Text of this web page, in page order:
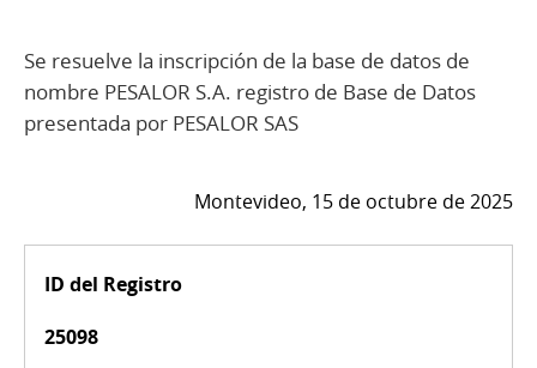
Se resuelve la inscripción de la base de datos de
nombre PESALOR S.A. registro de Base de Datos
presentada por PESALOR SAS
Montevideo, 15 de octubre de 2025
ID del Registro
25098